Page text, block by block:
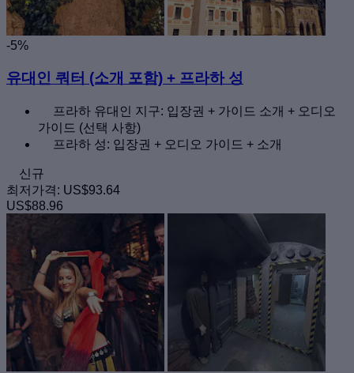
-5%
유대인 쿼터 (소개 포함) + 프라하 성
프라하 유대인 지구: 입장권 + 가이드 소개 + 오디오
가이드 (선택 사항)
프라하 성: 입장권 + 오디오 가이드 + 소개
신규
최저가격: US$93.64
US$88.96